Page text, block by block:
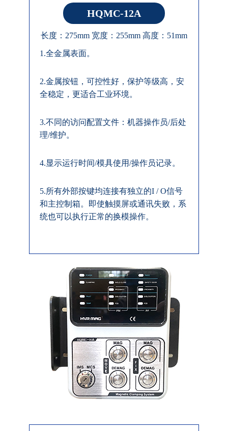
HQMC-12A
长度：275mm 宽度：255mm 高度：51mm
1.全金属表面。
2.金属按钮，可控性好，保护等级高，安
全稳定，更适合工业环境。
3.不同的访问配置文件：机器操作员/后处
理/维护。
4.显示运行时间/模具使用/操作员记录。
5.所有外部按键均连接有独立的I / O信号
和主控制箱。即使触摸屏或通讯失败，系
统也可以执行正常的换模操作。